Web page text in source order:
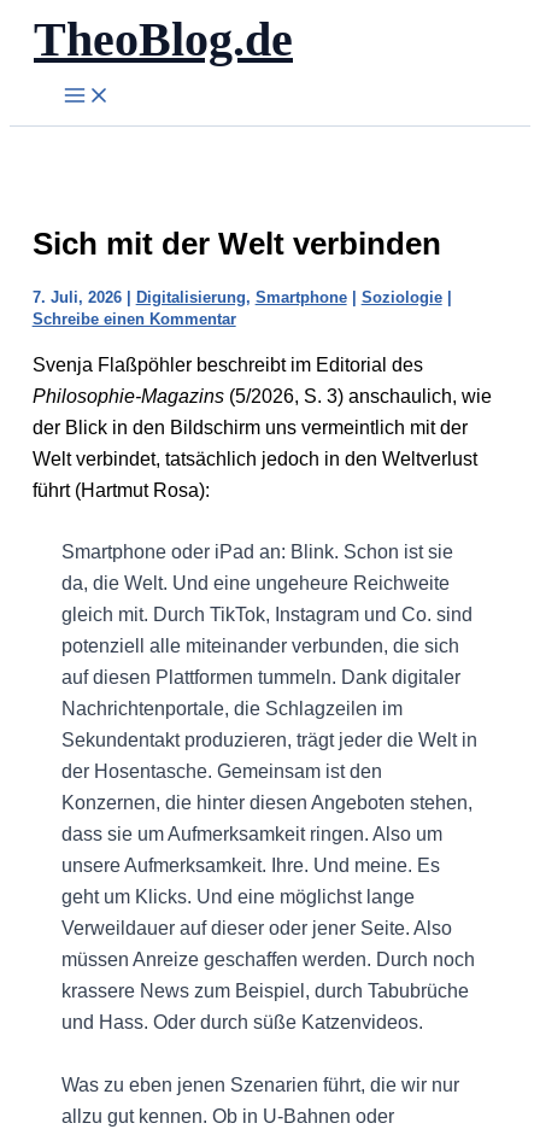
Zum
Inhalt
springen
TheoBlog.de
Sich mit der Welt verbinden
7. Juli, 2026 | Digitalisierung, Smartphone| Soziologie|
Schreibe einen Kommentar
Svenja Flaßpöhler beschreibt im Editorial des
Philosophie-Magazins(5/2026, S. 3) anschaulich, wie
der Blick in den Bildschirm uns vermeintlich mit der
Welt verbindet, tatsächlich jedoch in den Weltverlust
führt (Hartmut Rosa):
Smartphone oder iPad an: Blink. Schon ist sie
da, die Welt. Und eine ungeheure Reichweite
gleich mit. Durch TikTok, Instagram und Co. sind
potenziell alle miteinander verbunden, die sich
auf diesen Plattformen tummeln. Dank digitaler
Nachrichtenportale, die Schlagzeilen im
Sekundentakt produzieren, trägt jeder die Welt in
der Hosentasche. Gemeinsam ist den
Konzernen, die hinter diesen Angeboten stehen,
dass sie um Aufmerksamkeit ringen. Also um
unsere Aufmerksamkeit. Ihre. Und meine. Es
geht um Klicks. Und eine möglichst lange
Verweildauer auf dieser oder jener Seite. Also
müssen Anreize geschaffen werden. Durch noch
krassere News zum Beispiel, durch Tabubrüche
und Hass. Oder durch süße Katzenvideos.
Was zu eben jenen Szenarien führt, die wir nur
allzu gut kennen. Ob in U-Bahnen oder